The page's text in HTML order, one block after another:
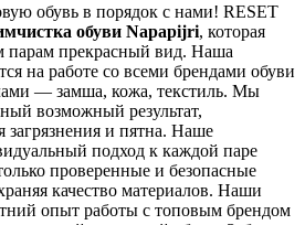
обувь в порядок с нами! RESET
обуви Napapijri, которая
прекрасный вид. Наша
на работе со всеми брендами обуви
— замша, кожа, текстиль. Мы
возможный результат,
загрязнения и пятна. Наше
подход к каждой паре
проверенные и безопасные
качество материалов. Наши
опыт работы с топовым брендом